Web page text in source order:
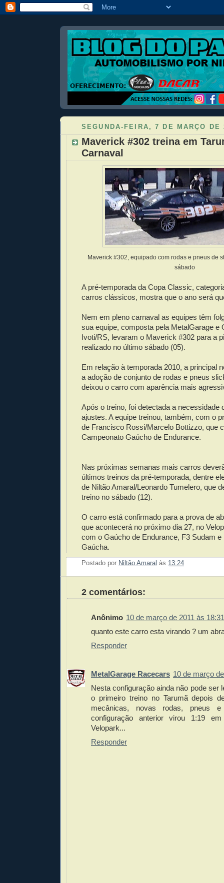
SEGUNDA-FEIRA, 7 DE MARÇO DE
Maverick #302 treina em
Carnaval
Maverick #302, equipado com rodas e pneus de
sábado
A pré-temporada da Copa Classic,
carros clássicos, mostra que o ano será
Nem em pleno carnaval as equipes têm
sua equipe, composta pela MetalGarage e
Ivoti/RS, levaram o Maverick #302 para a
realizado no último sábado (05).
Em relação à temporada 2010, a principal
a adoção de conjunto de rodas e pneus
deixou o carro com aparência mais
Após o treino, foi detectada a necessidade
ajustes. A equipe treinou, também, com o
de Francisco Rossi/Marcelo Bottizzo, que
Campeonato Gaúcho de Endurance.
Nas próximas semanas mais carros
últimos treinos da pré-temporada, dentre
de Niltão Amaral/Leonardo Tumelero, que
treino no sábado (12).
O carro está confirmado para a prova de
que acontecerá no próximo dia 27, no
com o Gaúcho de Endurance, F3 Sudam e
Gaúcha.
Postado por Niltão Amaral às 13:24
2 comentários:
Anônimo 10 de março de 2011 às 18:31
quanto este carro esta virando ? um
Responder
MetalGarage Racecars 10 de março
Nesta configuração ainda não pode ser
o primeiro treino no Tarumã depois
mecânicas, novas rodas, pneus e
configuração anterior virou 1:19
Velopark...
Responder